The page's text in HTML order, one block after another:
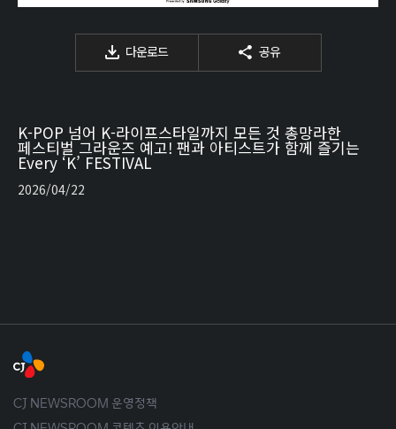
다운로드 공유
K-POP 넘어 K-라이프스타일까지 모든 것 총망라한
페스티벌 그라운즈 예고! 팬과 아티스트가 함께 즐기는
Every ‘K’ FESTIVAL
2026/04/22
CJ NEWSROOM 운영정책